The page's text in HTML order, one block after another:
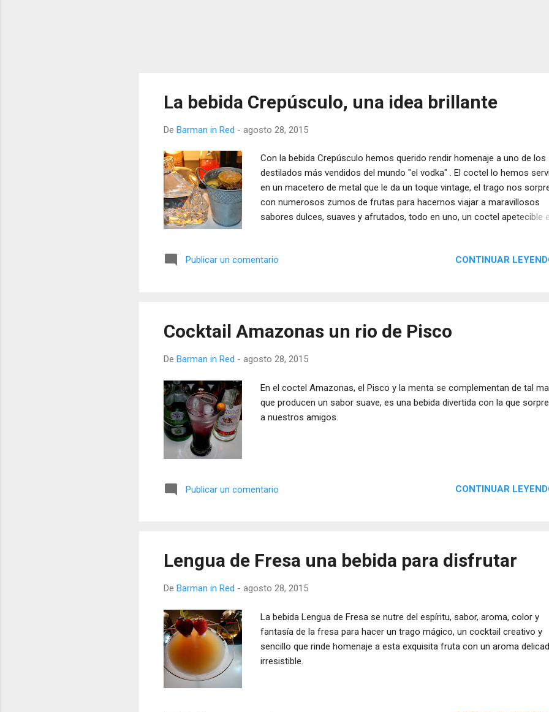
La bebida Crepúsculo, una idea brillante
De Barman in Red - agosto 28, 2015
Con la bebida Crepúsculo hemos querido rendir homenaje a uno de los
destilados más vendidos del mundo "el vodka" . El coctel lo hemos
en un macetero de metal que le da un toque vintage, el trago nos
con numerosos zumos de frutas para hacernos viajar a maravillosos
sabores dulces, suaves y afrutados, todo en uno, un coctel apetecible
Publicar un comentario CONTINUAR
Cocktail Amazonas un rio de Pisco
De Barman in Red - agosto 28, 2015
En el coctel Amazonas, el Pisco y la menta se complementan de tal
que producen un sabor suave, es una bebida divertida con la que
a nuestros amigos.
Publicar un comentario CONTINUAR
Lengua de Fresa una bebida para disfrutar
De Barman in Red - agosto 28, 2015
La bebida Lengua de Fresa se nutre del espíritu, sabor, aroma, color y
fantasía de la fresa para hacer un trago mágico, un cocktail creativo y
sencillo que rinde homenaje a esta exquisita fruta con un aroma
irresistible.